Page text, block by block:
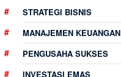
STRATEGI BISNIS
MANAJEMEN KEUANGAN
PENGUSAHA SUKSES
INVESTASI EMAS